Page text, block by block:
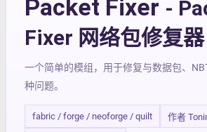
Packet Fixer -
Fixer 网络包修复器
一个简单的模组，用于修复与数据包、
种问题。
fabric / forge / neoforge / quilt 作者